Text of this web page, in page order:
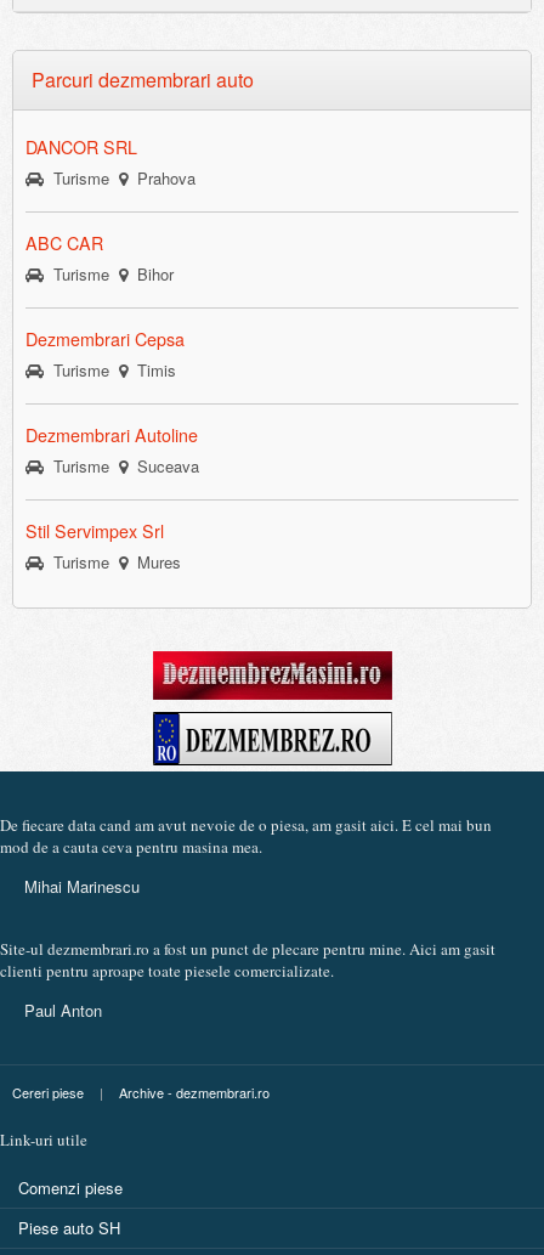
Parcuri dezmembrari auto
DANCOR SRL
Turisme Prahova
ABC CAR
Turisme Bihor
Dezmembrari Cepsa
Turisme Timis
Dezmembrari Autoline
Turisme Suceava
Stil Servimpex Srl
Turisme Mures
De fiecare data cand am avut nevoie de o piesa, am gasit aici. E cel mai bun
mod de a cauta ceva pentru masina mea.
Mihai Marinescu
Site-ul dezmembrari.ro a fost un punct de plecare pentru mine. Aici am gasit
clienti pentru aproape toate piesele comercializate.
Paul Anton
Cereri piese | Archive - dezmembrari.ro
Link-uri utile
Comenzi piese
Piese auto SH